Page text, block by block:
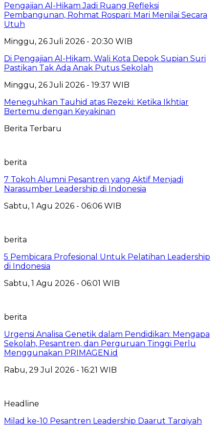
Pengajian Al-Hikam Jadi Ruang Refleksi
Pembangunan, Rohmat Rospari: Mari Menilai Secara
Utuh
Minggu, 26 Juli 2026 - 20:30 WIB
Di Pengajian Al-Hikam, Wali Kota Depok Supian Suri
Pastikan Tak Ada Anak Putus Sekolah
Minggu, 26 Juli 2026 - 19:37 WIB
Meneguhkan Tauhid atas Rezeki: Ketika Ikhtiar
Bertemu dengan Keyakinan
Berita Terbaru
berita
7 Tokoh Alumni Pesantren yang Aktif Menjadi
Narasumber Leadership di Indonesia
Sabtu, 1 Agu 2026 - 06:06 WIB
berita
5 Pembicara Profesional Untuk Pelatihan Leadership
di Indonesia
Sabtu, 1 Agu 2026 - 06:01 WIB
berita
Urgensi Analisa Genetik dalam Pendidikan: Mengapa
Sekolah, Pesantren, dan Perguruan Tinggi Perlu
Menggunakan PRIMAGEN.id
Rabu, 29 Jul 2026 - 16:21 WIB
Headline
Milad ke-10 Pesantren Leadership Daarut Tarqiyah